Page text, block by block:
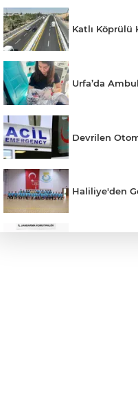
Katlı Köprülü
Urfa’da
Devrilen
Haliliye'den